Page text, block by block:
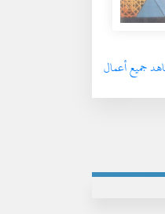
جميع أعمال